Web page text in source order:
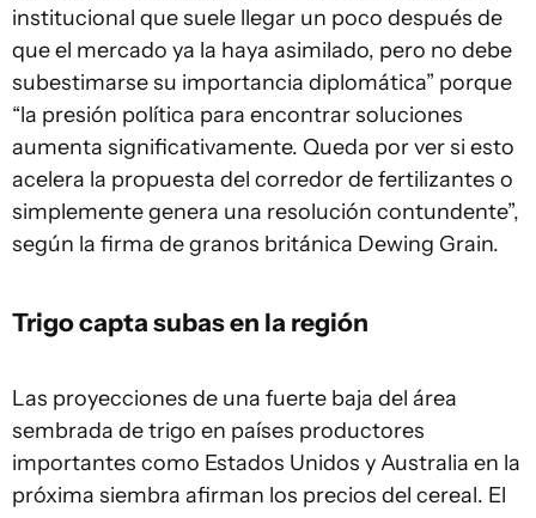
institucional que suele llegar un poco después de
que el mercado ya la haya asimilado, pero no debe
subestimarse su importancia diplomática” porque
“la presión política para encontrar soluciones
aumenta significativamente. Queda por ver si esto
acelera la propuesta del corredor de fertilizantes o
simplemente genera una resolución contundente”,
según la firma de granos británica Dewing Grain.
Trigo capta subas en la región
Las proyecciones de una fuerte baja del área
sembrada de trigo en países productores
importantes como Estados Unidos y Australia en la
próxima siembra afirman los precios del cereal. El